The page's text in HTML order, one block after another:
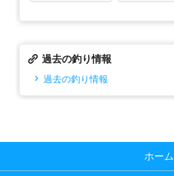
過去の釣り情報
過去の釣り情報
ホーム